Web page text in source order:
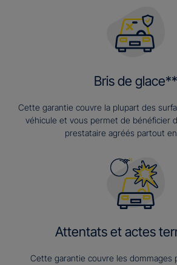
Bris de glace**
Cette garantie couvre la plupart des
véhicule et vous permet de bénéficier
prestataire agréés partout
Attentats et actes
Cette garantie couvre les dommages